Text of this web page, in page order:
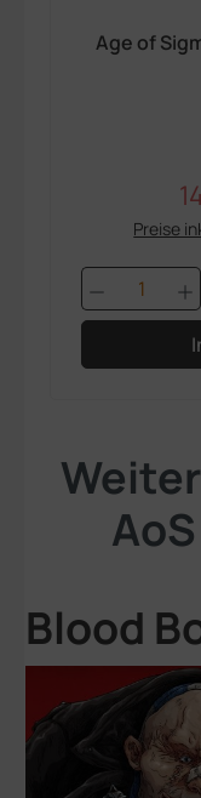
Age of
Preise
Produkt
Blood